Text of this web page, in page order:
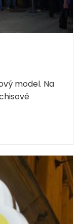
model. Na